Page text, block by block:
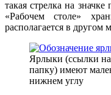
такая стрелка на
«Рабочем столе»
располагается в другом
Ярлыки (ссылки
папку) имеют
нижнем углу